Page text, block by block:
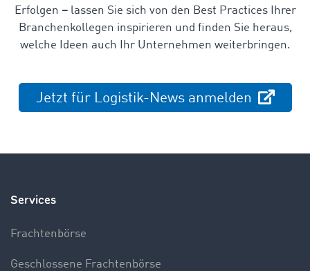
Erfolgen –lassen Sie sich von den Best Practices Ihrer
Branchenkollegen inspirieren und finden Sie heraus,
welche Ideen auch Ihr Unternehmen weiterbringen.
Jetzt für Logistik-News anmelden
Services
Frachtenbörse
Geschlossene Frachtenbörse